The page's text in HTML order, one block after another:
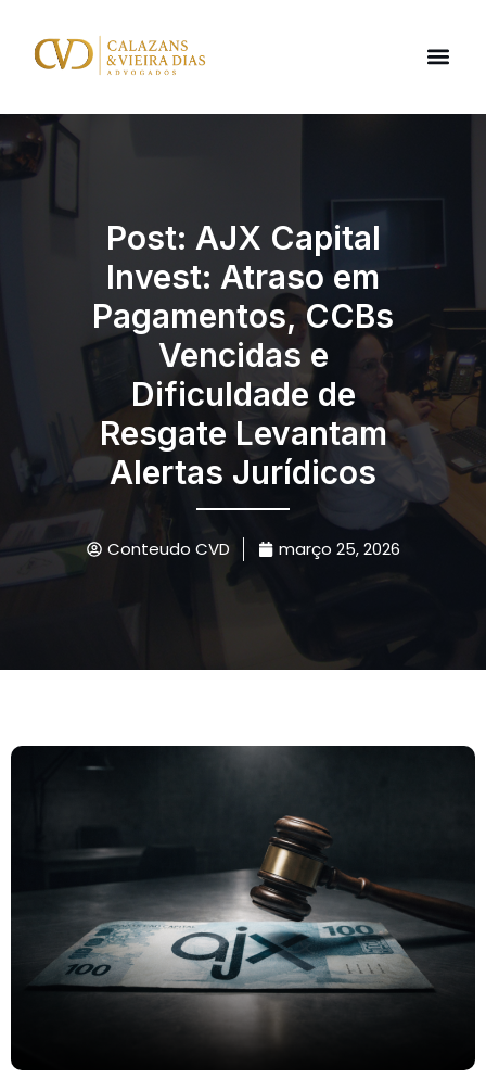
Post: AJX Capital
Invest: Atraso em
Pagamentos, CCBs
Vencidas e
Dificuldade de
Resgate Levantam
Alertas Jurídicos
Conteudo CVD março 25, 2026